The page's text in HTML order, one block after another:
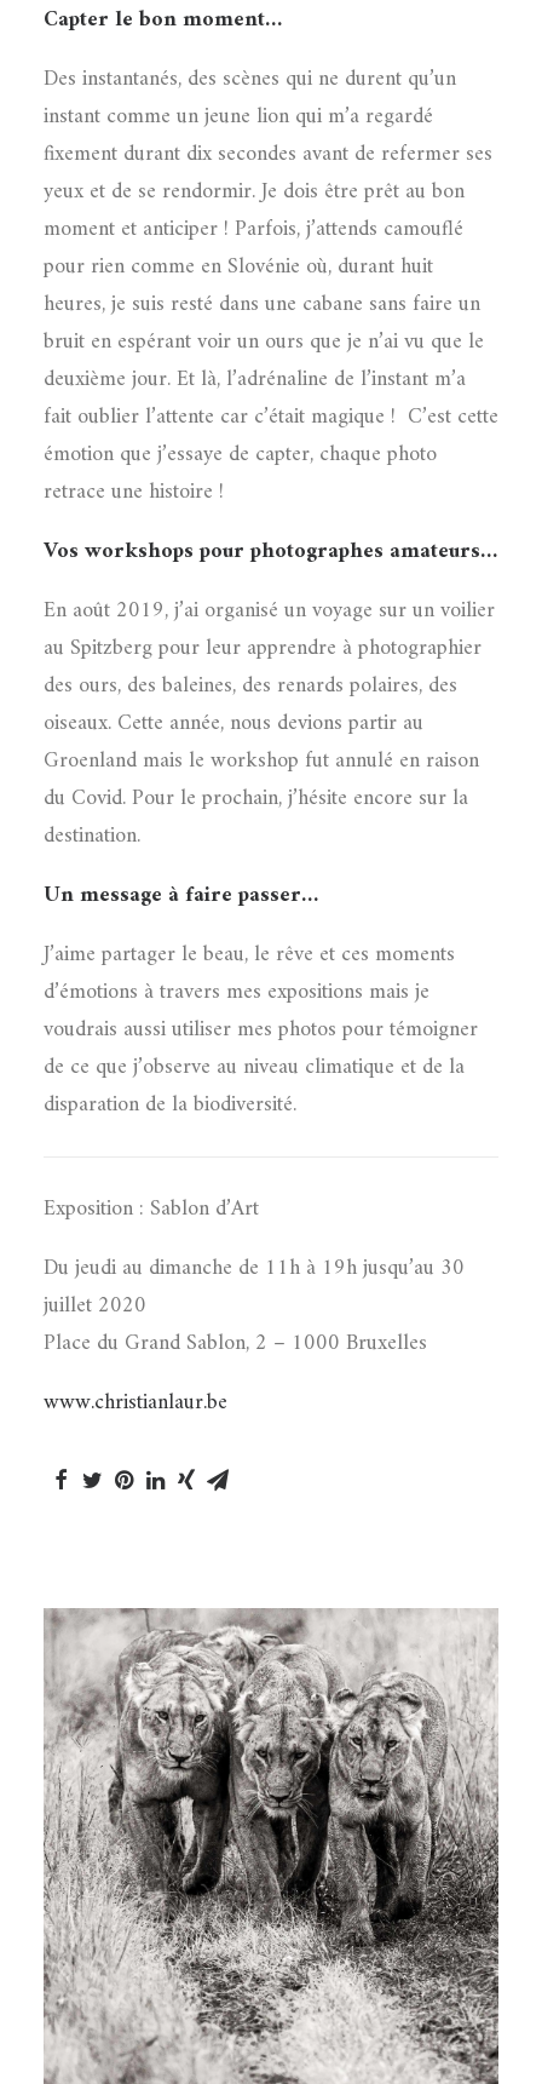
Capter le bon moment…
Des instantanés, des scènes qui ne durent qu’un
instant comme un jeune lion qui m’a regardé
fixement durant dix secondes avant de refermer ses
yeux et de se rendormir. Je dois être prêt au bon
moment et anticiper ! Parfois, j’attends camouflé
pour rien comme en Slovénie où, durant huit
heures, je suis resté dans une cabane sans faire un
bruit en espérant voir un ours que je n’ai vu que le
deuxième jour. Et là, l’adrénaline de l’instant m’a
fait oublier l’attente car c’était magique ! C’est cette
émotion que j’essaye de capter, chaque photo
retrace une histoire !
Vos workshops pour photographes amateurs…
En août 2019, j’ai organisé un voyage sur un voilier
au Spitzberg pour leur apprendre à photographier
des ours, des baleines, des renards polaires, des
oiseaux. Cette année, nous devions partir au
Groenland mais le workshop fut annulé en raison
du Covid. Pour le prochain, j’hésite encore sur la
destination.
Un message à faire passer…
J’aime partager le beau, le rêve et ces moments
d’émotions à travers mes expositions mais je
voudrais aussi utiliser mes photos pour témoigner
de ce que j’observe au niveau climatique et de la
disparation de la biodiversité.
Exposition : Sablon d’Art
Du jeudi au dimanche de 11h à 19h jusqu’au 30
juillet 2020
Place du Grand Sablon, 2 – 1000 Bruxelles
www.christianlaur.be